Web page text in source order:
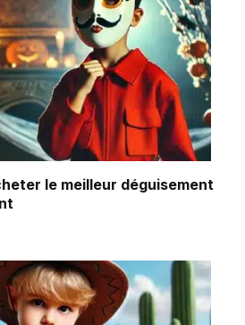
le meilleur déguisement